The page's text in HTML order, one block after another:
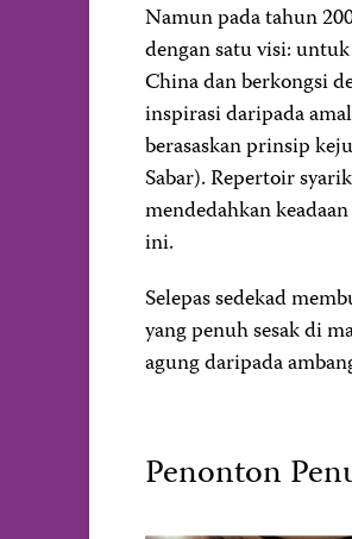
Namun pada tahun
dengan satu visi:
China dan berkongsi
inspirasi daripada
berasaskan prinsip
Sabar). Repertoir
mendedahkan
ini.
Selepas sedekad
yang penuh sesak di
agung daripada
Penonton